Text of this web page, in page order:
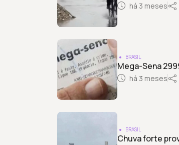
há 3 meses
BRASIL
Mega-Sena
há 3 meses
BRASIL
Chuva forte